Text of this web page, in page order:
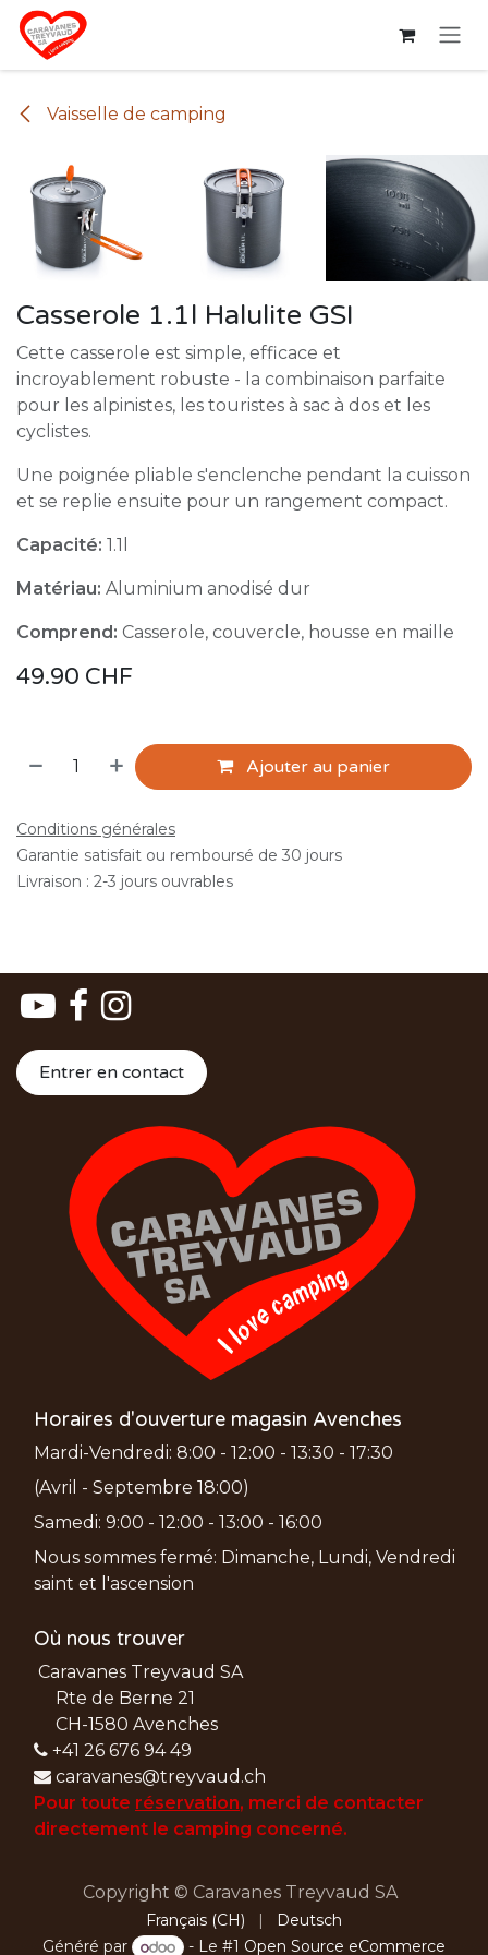
Se rendre au contenu
Vaisselle de camping
Casserole 1.1l Halulite GSI
Cette casserole est simple, efficace et
incroyablement robuste - la combinaison parfaite
pour les alpinistes, les touristes à sac à dos et les
cyclistes.
Une poignée pliable s'enclenche pendant la cuisson
et se replie ensuite pour un rangement compact.
Capacité: 1.1l
Matériau: Aluminium anodisé dur
Comprend: Casserole, couvercle, housse en maille
49.90 CHF
Ajouter au panier
Conditions générales
Garantie satisfait ou remboursé de 30 jours
Livraison : 2-3 jours ouvrables
Entrer en contact
Horaires d'ouverture magasin Avenches
Mardi-Vendredi: 8:00 - 12:00 - 13:30 - 17:30
(Avril - Septembre 18:00)
Samedi: 9:00 - 12:00 - 13:00 - 16:00
Nous sommes fermé: Dimanche, Lundi, Vendredi
saint et l'ascension
Où nous trouver
Caravanes Treyvaud SA
Rte de Berne 21
CH-1580 Avenches
+41 26 676 94 49
caravanes@treyvaud.ch
Pour toute réservation, merci de contacter
directement le camping concerné.
Copyright © Caravanes Treyvaud SA
Français (CH)
Deutsch
Généré par
- Le #1 Open Source eCommerce